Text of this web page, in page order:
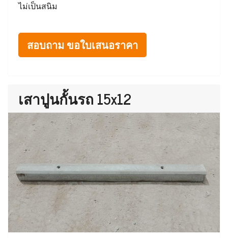
ไม่เป็นสนิม
สอบถาม ขอใบเสนอราคา
เสาปูนกั้นรถ 15x12